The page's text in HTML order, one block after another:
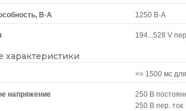
В·А 1250 В·А
194...528 V
<= 1500 мс
напряжение
250 В
250 В пер. ток